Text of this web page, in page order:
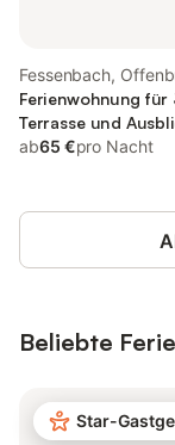
Fessenbach,
Ferienwohnung für
Terrasse und
ab65 €pro Nacht
Beliebte
Star-